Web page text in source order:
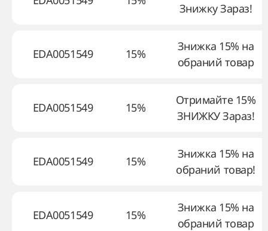
Знижку Зараз!
EDA0051549 15%
Знижка 15% на
обраний товар
EDA0051549 15%
Отримайте 15%
ЗНИЖКУ Зараз!
EDA0051549 15%
Знижка 15% на
обраний товар!
EDA0051549 15%
Знижка 15% на
обраний товар